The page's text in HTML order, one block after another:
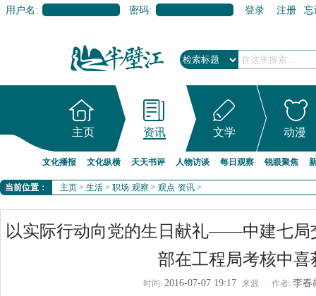
用户名: 密码: 登录 注册 忘
主页 资讯 文学 动漫
文化播报 文化纵横 天天书评 人物访谈 每日观察 锐眼聚焦
当前位置： 主页 > 生活 > 职场·观察 > 观点·资讯 >
以实际行动向党的生日献礼——中建七局
部在工程局考核中喜
时间: 2016-07-07 19:17 来源: 作者: 李